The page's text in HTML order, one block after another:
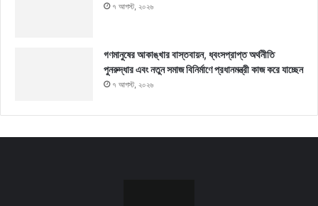
৭ আগস্ট, ২০২৬
গণমানুষের আকাঙ্খার বাস্তবায়ন, ধ্বংসপ্রাপ্ত অর্থনীতি
পুনরুদ্ধার এবং নতুন সমাজ বিনির্মাণে প্রধানমন্ত্রী কাজ করে যাচ্ছেন
৭ আগস্ট, ২০২৬